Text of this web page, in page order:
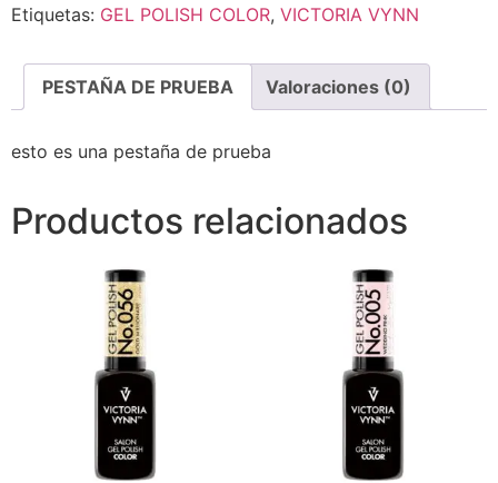
Etiquetas: GEL POLISH COLOR, VICTORIA VYNN
PESTAÑA DE PRUEBA Valoraciones (0)
esto es una pestaña de prueba
Productos relacionados